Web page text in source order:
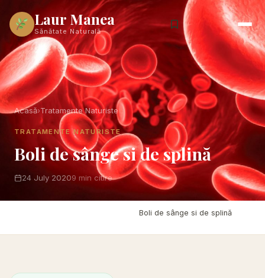
Laur Manea
Sănătate Naturală
Acasă›Tratamente Naturiste
TRATAMENTE NATURISTE
Boli de sânge si de splină
24 July 20209 min citire
Boli de sânge si de splină